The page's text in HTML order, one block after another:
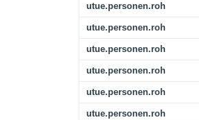
utue.personen.roh
utue.personen.roh
utue.personen.roh
utue.personen.roh
utue.personen.roh
utue.personen.roh